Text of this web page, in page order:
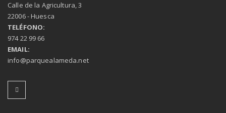
Calle de la Agricultura, 3
22006 - Huesca
TELÉFONO:
974 22 99 66
EMAIL:
info@parquealameda.net